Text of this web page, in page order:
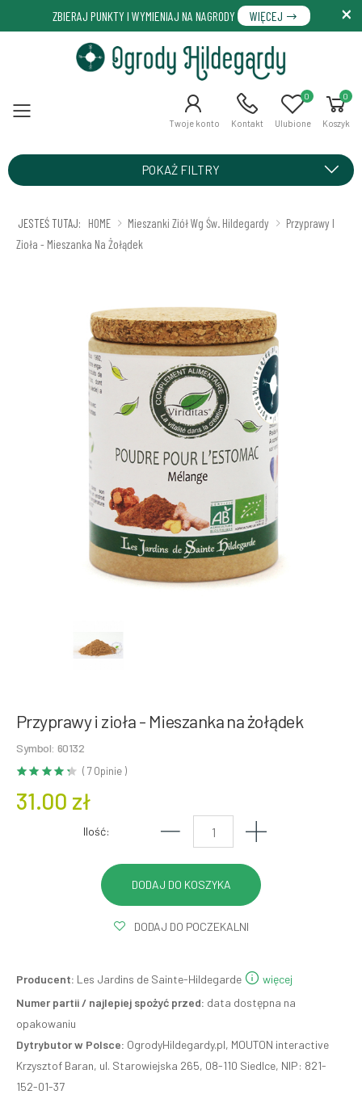
ZBIERAJ PUNKTY I WYMIENIAJ NA NAGRODY WIĘCEJ
Menu Twoje konto Kontakt Ulubione
0 0
Koszyk
POKAŻ FILTRY
JESTEŚ TUTAJ: HOME Mieszanki Ziół Wg Św. Hildegardy
Przyprawy I
Zioła - Mieszanka Na Żołądek
Przyprawy i zioła - Mieszanka na żołądek
Symbol: 60132
( 7 Opinie )
31.00 zł
Ilość:
DODAJ DO POCZEKALNI
Producent: Les Jardins de Sainte-Hildegarde
więcej
Numer partii / najlepiej spożyć przed: data dostępna na
opakowaniu
Dytrybutor w Polsce: OgrodyHildegardy.pl, MOUTON interactive
Krzysztof Baran, ul. Starowiejska 265, 08-110 Siedlce, NIP: 821-
152-01-37